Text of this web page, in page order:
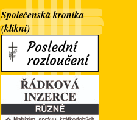
Společenská kronika
(klikni)